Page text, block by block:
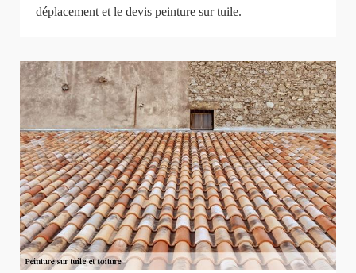
déplacement et le devis peinture sur tuile.